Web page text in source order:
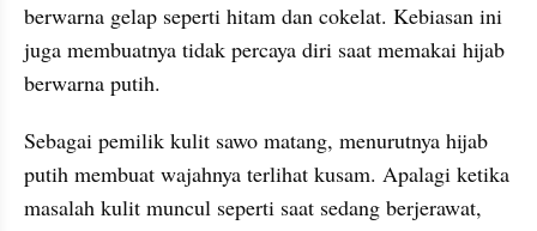
berwarna gelap seperti hitam dan cokelat. Kebiasan ini
juga membuatnya tidak percaya diri saat memakai hijab
berwarna putih.
Sebagai pemilik kulit sawo matang, menurutnya hijab
putih membuat wajahnya terlihat kusam. Apalagi ketika
masalah kulit muncul seperti saat sedang berjerawat,